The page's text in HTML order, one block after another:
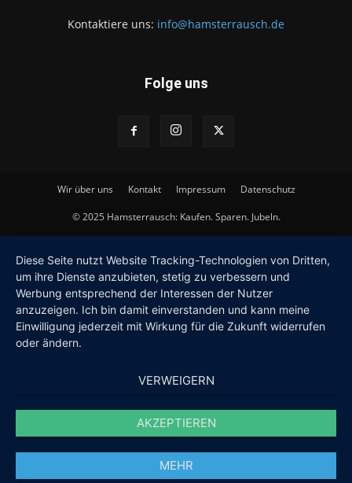
Kontaktiere uns: info@hamsterrausch.de
Folge uns
Wir über uns Kontakt Impressum Datenschutz
© 2025 Hamsterrausch: Kaufen. Sparen. Jubeln.
Diese Seite nutzt Website Tracking-Technologien von Dritten,
um ihre Dienste anzubieten, stetig zu verbessern und
Werbung entsprechend der Interessen der Nutzer
anzuzeigen. Ich bin damit einverstanden und kann meine
Einwilligung jederzeit mit Wirkung für die Zukunft widerrufen
oder ändern.
VERWEIGERN
AKZEPTIEREN
MEHR